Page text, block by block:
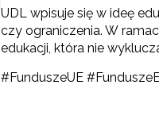
UDL wpisuje się w ideę
czy ograniczenia. W
edukacji, która nie
#FunduszeUE